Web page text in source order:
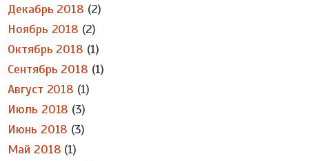
Декабрь 2018 (2)
Ноябрь 2018 (2)
Октябрь 2018 (1)
Сентябрь 2018 (1)
Август 2018 (1)
Июль 2018 (3)
Июнь 2018 (3)
Май 2018 (1)